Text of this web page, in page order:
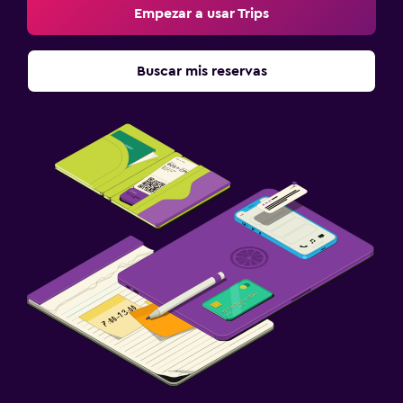
Empezar a usar Trips
Buscar mis reservas